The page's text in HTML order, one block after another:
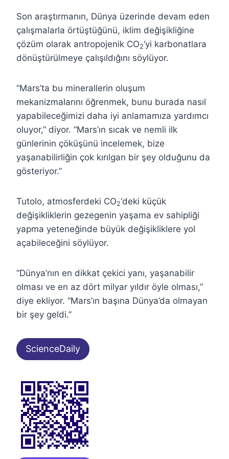
Son araştırmanın, Dünya üzerinde devam eden
çalışmalarla örtüştüğünü, iklim değişikliğine
çözüm olarak antropojenik CO2‘yi karbonatlara
dönüştürülmeye çalışıldığını söylüyor.
“Mars’ta bu minerallerin oluşum
mekanizmalarını öğrenmek, bunu burada nasıl
yapabileceğimizi daha iyi anlamamıza yardımcı
oluyor,” diyor. “Mars’ın sıcak ve nemli ilk
günlerinin çöküşünü incelemek, bize
yaşanabilirliğin çok kırılgan bir şey olduğunu da
gösteriyor.”
Tutolo, atmosferdeki CO2‘deki küçük
değişikliklerin gezegenin yaşama ev sahipliği
yapma yeteneğinde büyük değişikliklere yol
açabileceğini söylüyor.
“Dünya’nın en dikkat çekici yanı, yaşanabilir
olması ve en az dört milyar yıldır öyle olması,”
diye ekliyor. “Mars’ın başına Dünya’da olmayan
bir şey geldi.”
ScienceDaily